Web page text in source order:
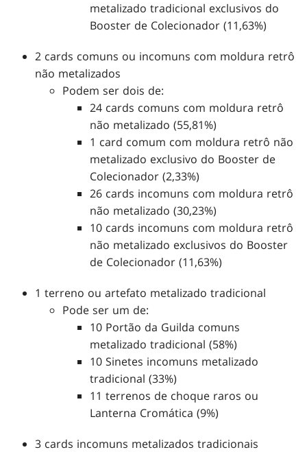
metalizado tradicional exclusivos do
Booster de Colecionador (11,63%)
2 cards comuns ou incomuns com moldura retrô
não metalizados
Podem ser dois de:
24 cards comuns com moldura retrô
não metalizado (55,81%)
1 card comum com moldura retrô não
metalizado exclusivo do Booster de
Colecionador (2,33%)
26 cards incomuns com moldura retrô
não metalizado (30,23%)
10 cards incomuns com moldura retrô
não metalizado exclusivos do Booster
de Colecionador (11,63%)
1 terreno ou artefato metalizado tradicional
Pode ser um de:
10 Portão da Guilda comuns
metalizado tradicional (58%)
10 Sinetes incomuns metalizado
tradicional (33%)
11 terrenos de choque raros ou
Lanterna Cromática (9%)
3 cards incomuns metalizados tradicionais